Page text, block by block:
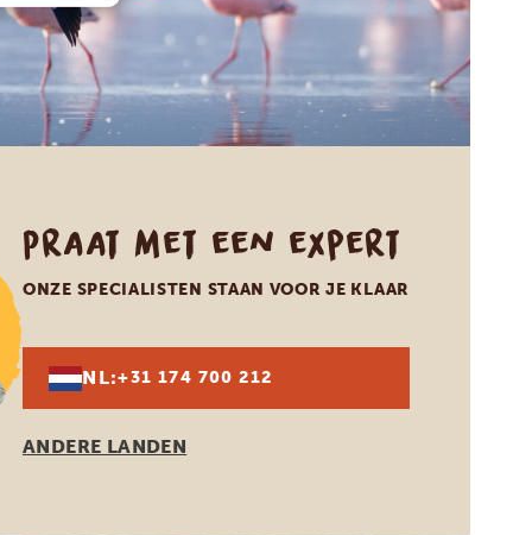
Praat met een expert
ONZE SPECIALISTEN STAAN VOOR JE KLAAR
NL:+31 174 700 212
ANDERE LANDEN